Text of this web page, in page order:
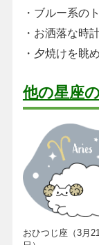
・ブルー系の
・お洒落な時
・夕焼けを眺
他の星座
おひつじ座（3月